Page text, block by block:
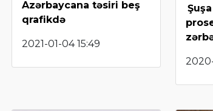
Azərbaycana təsiri beş
qrafikdə
2021-01-04 15:49